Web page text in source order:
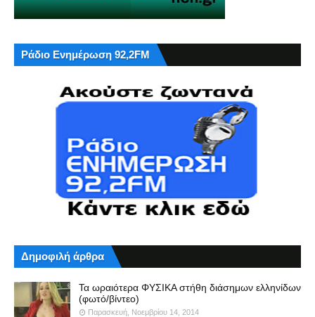
Ράδιο Ενημέρωση 92,2FM
Δημοφιλή άρθρα
Τα ωραιότερα ΦΥΣΙΚΑ στήθη διάσημων ελληνίδων
(φωτό/βίντεο)
Παρασκευή, Νοεμβρίου 14, 2014